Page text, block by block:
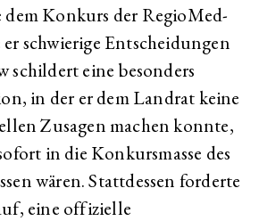
dem Konkurs der RegioMed-
schwierige Entscheidungen
schildert eine besonders
in der er dem Landrat keine
Zusagen machen konnte,
in die Konkursmasse des
wären. Stattdessen forderte
eine offizielle